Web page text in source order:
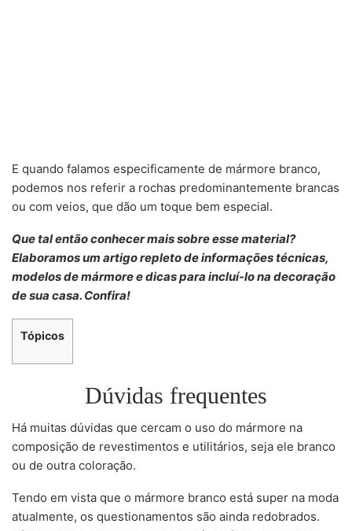
E quando falamos especificamente de mármore branco,
podemos nos referir a rochas predominantemente brancas
ou com veios, que dão um toque bem especial.
Que tal então conhecer mais sobre esse material?
Elaboramos um artigo repleto de informações técnicas,
modelos de mármore e dicas para incluí-lo na decoração
de sua casa. Confira!
Tópicos
Dúvidas frequentes
Há muitas dúvidas que cercam o uso do mármore na
composição de revestimentos e utilitários, seja ele branco
ou de outra coloração.
Tendo em vista que o mármore branco está super na moda
atualmente, os questionamentos são ainda redobrados.